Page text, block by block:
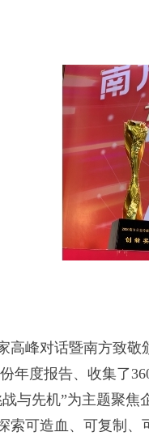
高峰对话暨南方致
年度报告、收集了
与先机”为主题聚
索可造血、可复制